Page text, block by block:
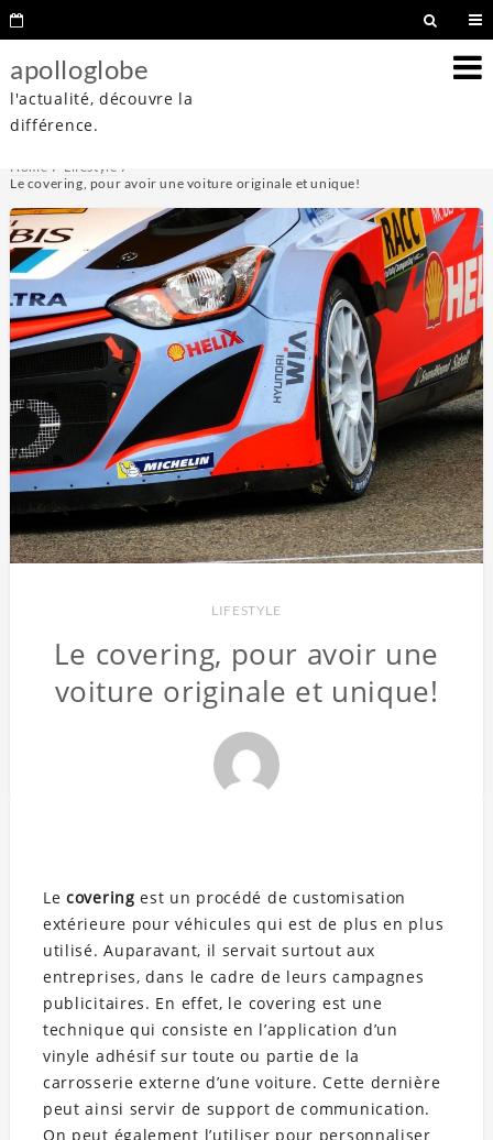
apolloglobe
l'actualité, découvre la
différence.
Home
Lifestyle
Le covering, pour avoir une voiture originale et unique!
LIFESTYLE
Le covering, pour avoir une
voiture originale et unique!
Lecoveringest un procédé de customisation
extérieure pour véhicules qui est de plus en plus
utilisé. Auparavant, il servait surtout aux
entreprises, dans le cadre de leurs campagnes
publicitaires. En effet, le covering est une
technique qui consiste en l’application d’un
vinyle adhésif sur toute ou partie de la
carrosserie externe d’une voiture. Cette dernière
peut ainsi servir de support de communication.
On peut également l’utiliser pour personnaliser